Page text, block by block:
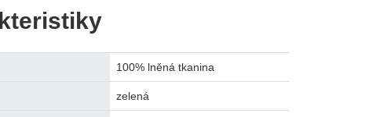
100% lněná tkanina
zelená